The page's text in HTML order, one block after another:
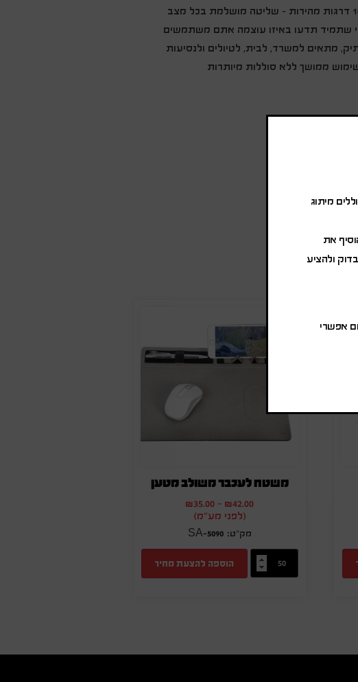
שתמיד תדעו באיזו עוצמה אתם משתמשים
מתאים למשרד, לבית, לטיולים ולנסיעות
משטח לעכבר משולב מטען
₪42.00
-
₪35.00
(לפני מע"מ)
SA-5090
הוספה להצעת מחיר
מיתוג
את
ולהציע
אפשרי